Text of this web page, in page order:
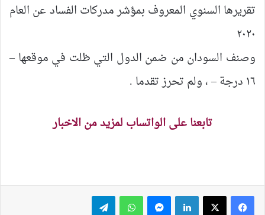
تقريرها السنوي المعروف بمؤشر مدركات الفساد عن العام
٢٠٢٠
وصنف السودان من ضمن الدول التي ظلت في موقعها –
١٦ درجة – ، ولم تحرز تقدما .
تابعنا على الواتساب لمزيد من الاخبار
لينكدإن ماسنجر واتساب تيلقرام